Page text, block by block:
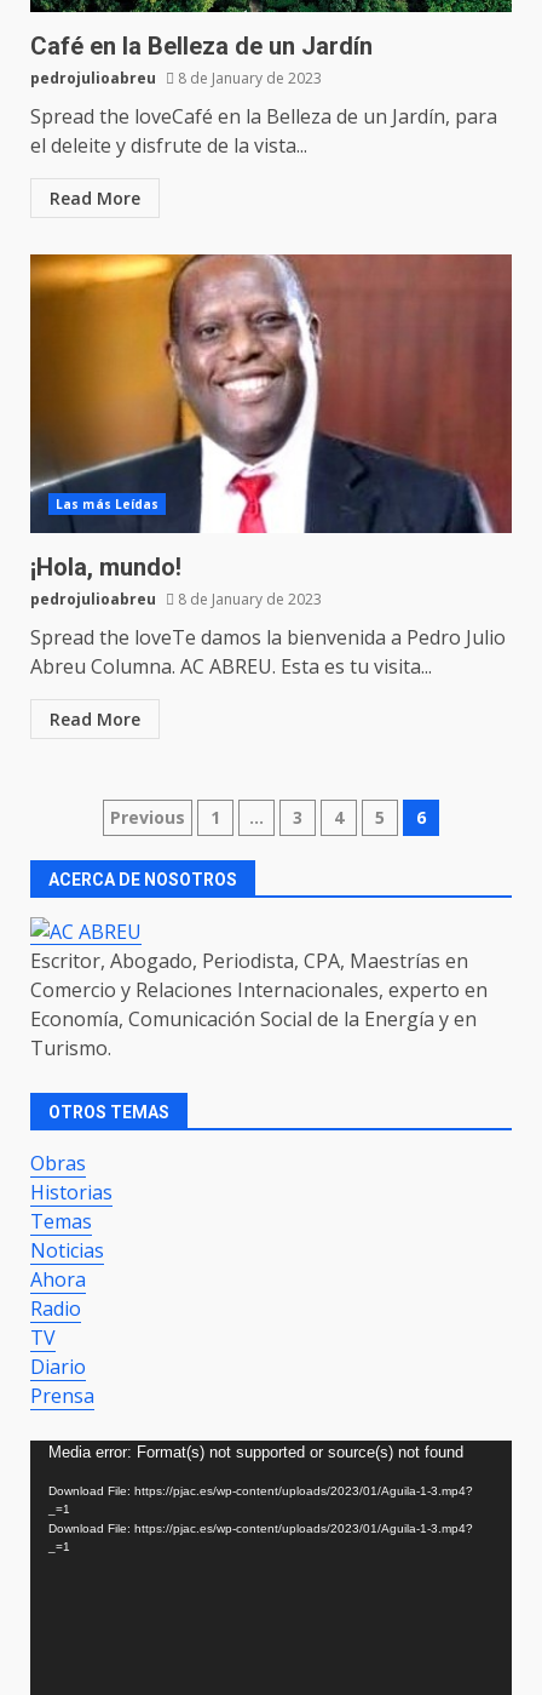
Café en la Belleza de un Jardín
pedrojulioabreu 8 de January de 2023
Spread the loveCafé en la Belleza de un Jardín, para
el deleite y disfrute de la vista...
Read More
Las más Leídas
¡Hola, mundo!
pedrojulioabreu 8 de January de 2023
Spread the loveTe damos la bienvenida a Pedro Julio
Abreu Columna. AC ABREU. Esta es tu visita...
Read More
Previous 1 … 3 4 5 6
ACERCA DE NOSOTROS
Escritor, Abogado, Periodista, CPA, Maestrías en
Comercio y Relaciones Internacionales, experto en
Economía, Comunicación Social de la Energía y en
Turismo.
OTROS TEMAS
Obras
Historias
Temas
Noticias
Ahora
Radio
TV
Diario
Prensa
Video
Player
Media error: Format(s) not supported or source(s) not found
Download File: https://pjac.es/wp-content/uploads/2023/01/Aguila-1-3.mp4?
_=1
Download File: https://pjac.es/wp-content/uploads/2023/01/Aguila-1-3.mp4?
_=1